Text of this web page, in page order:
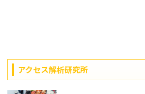
アクセス解析研究所